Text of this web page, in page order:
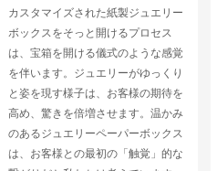
カスタマイズされた紙製ジュエリー
ボックスをそっと開けるプロセス
は、宝箱を開ける儀式のような感覚
を伴います。ジュエリーがゆっくり
と姿を現す様子は、お客様の期待を
高め、驚きを倍増させます。温かみ
のあるジュエリーペーパーボックス
は、お客様との最初の「触覚」的な